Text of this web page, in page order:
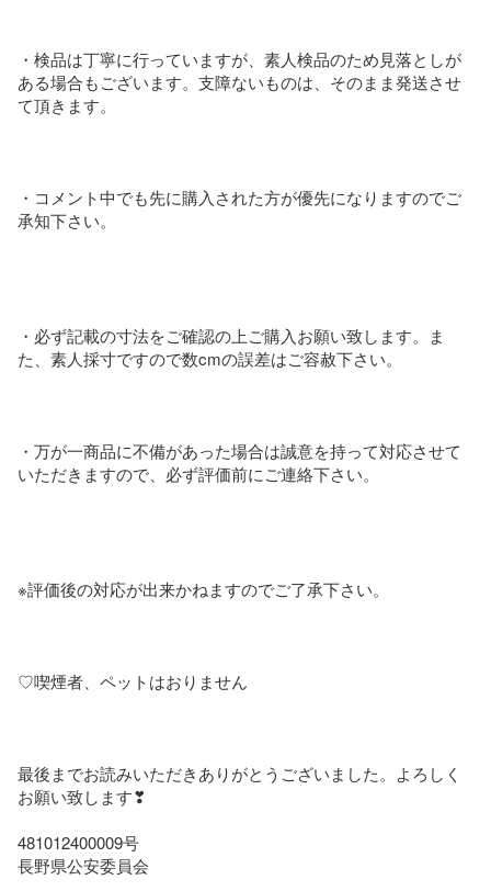
・検品は丁寧に行っていますが、素人検品のため見落としが
ある場合もございます。支障ないものは、そのまま発送させ
て頂きます。
・コメント中でも先に購入された方が優先になりますのでご
承知下さい。
・必ず記載の寸法をご確認の上ご購入お願い致します。ま
た、素人採寸ですので数cmの誤差はご容赦下さい。
・万が一商品に不備があった場合は誠意を持って対応させて
いただきますので、必ず評価前にご連絡下さい。
※評価後の対応が出来かねますのでご了承下さい。
♡喫煙者、ペットはおりません
最後までお読みいただきありがとうございました。よろしく
お願い致します❣
481012400009号
長野県公安委員会